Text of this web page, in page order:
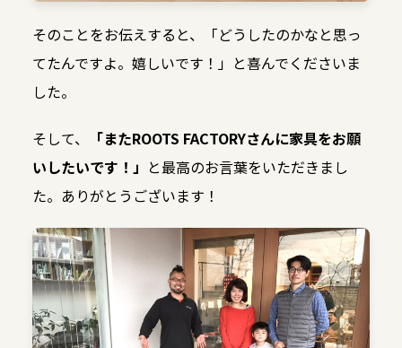
そのことをお伝えすると、「どうしたのかなと思っ
てたんですよ。嬉しいです！」と喜んでくださいま
した。
そして、
「またROOTS FACTORYさんに家具をお願
いしたいです！」 と最高のお言葉をいただきまし
た。ありがとうございます！